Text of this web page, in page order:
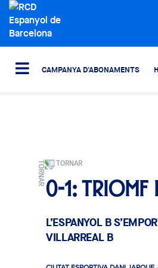
CAMPANYA D'ABONAMENTS
TORNAR
0-1: Triomf
L’ESPANYOL B
VILLARREAL B